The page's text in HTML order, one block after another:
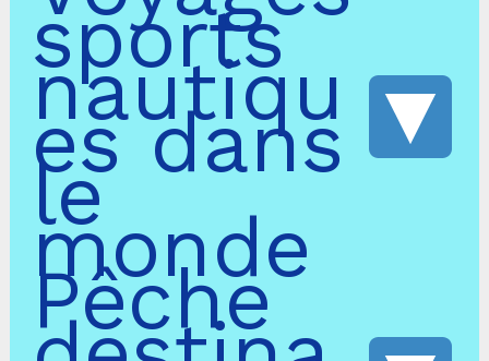
sports
nautiqu
es dans
le
monde
Pêche